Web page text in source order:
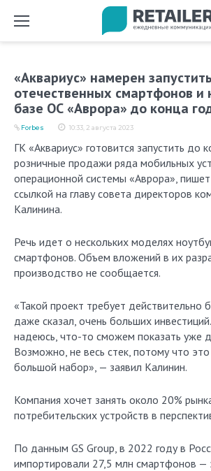
«Аквариус» намерен
отечественных смартфонов и
базе ОС «Аврора» до конца
10:33, 2 августа 2023
Forbes
ГК «Аквариус» готовится запустить до конца года
розничные продажи ряда мобильных
операционной системы «Аврора»,
ссылкой на главу совета директоров
Калинина.
Речь идет о нескольких моделях
смартфонов. Объем вложений в их
производство не сообщается.
«Такой проект требует действительно
даже сказал, очень больших
надеюсь, что-то сможем показать уже
Возможно, не весь стек, потому что
большой набор», — заявил Калинин.
Компания хочет занять около 20%
потребительских устройств в
По данным GS Group, в 2022 году в
импортировали 27,5 млн смартфонов —